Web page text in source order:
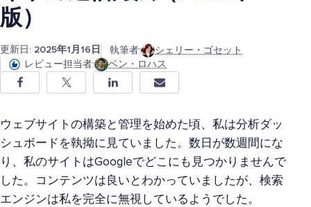
版）
更新日: 2025年1月16日 執筆者:
シェリー・ゴセット
レビュー担当者:
ベン・ロハス
ウェブサイトの構築と管理を始めた頃、私は分析ダッ
シュボードを執拗に見ていました。数日が数週間にな
り、私のサイトはGoogleでどこにも見つかりませんで
した。コンテンツは良いとわかっていましたが、検索
エンジンは私を完全に無視しているようでした。